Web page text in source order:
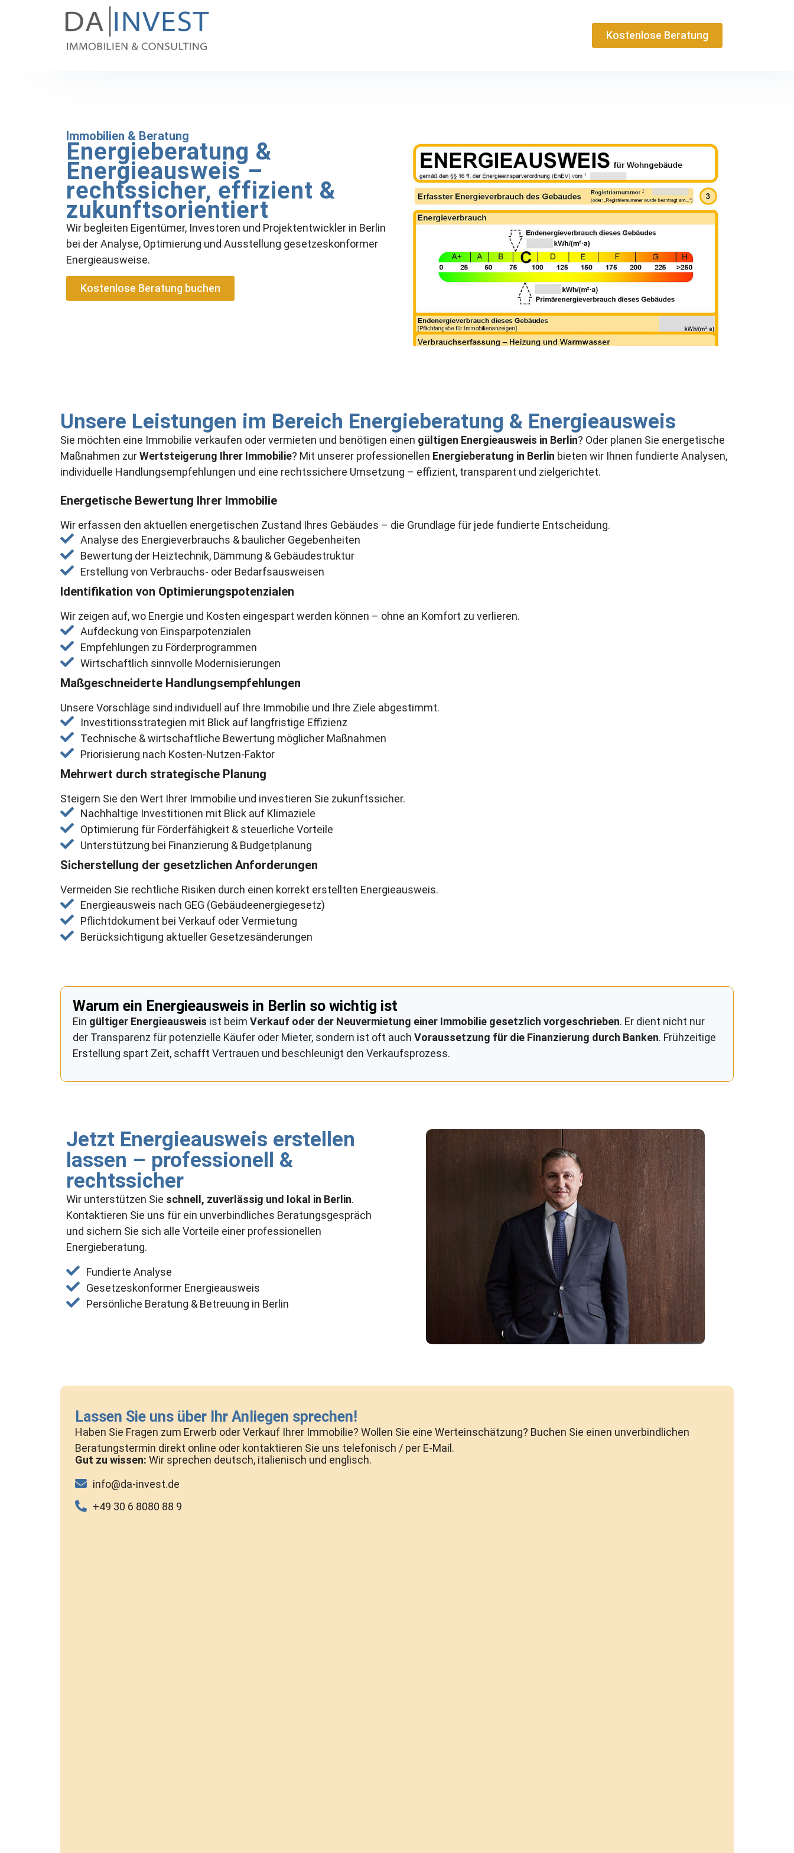
Kostenlose Beratung
Immobilien & Beratung
Energieberatung &
Energieausweis –
rechtssicher, effizient &
zukunftsorientiert
Wir begleiten Eigentümer, Investoren und Projektentwickler in Berlin
bei der Analyse, Optimierung und Ausstellung gesetzeskonformer
Energieausweise.
Kostenlose Beratung buchen
Unsere Leistungen im Bereich Energieberatung & Energieausweis
Sie möchten eine Immobilie verkaufen oder vermieten und benötigen einen gültigen Energieausweis in Berlin? Oder planen Sie energetische
Maßnahmen zurWertsteigerung Ihrer Immobilie? Mit unserer professionellen Energieberatung in Berlin bieten wir Ihnen fundierte Analysen,
individuelle Handlungsempfehlungen und eine rechtssichere Umsetzung – effizient, transparent und zielgerichtet.
Energetische Bewertung Ihrer Immobilie
Wir erfassen den aktuellen energetischen Zustand Ihres Gebäudes – die Grundlage für jede fundierte Entscheidung.
Analyse des Energieverbrauchs & baulicher Gegebenheiten
Bewertung der Heiztechnik, Dämmung & Gebäudestruktur
Erstellung von Verbrauchs- oder Bedarfsausweisen
Identifikation von Optimierungspotenzialen
Wir zeigen auf, wo Energie und Kosten eingespart werden können – ohne an Komfort zu verlieren.
Aufdeckung von Einsparpotenzialen
Empfehlungen zu Förderprogrammen
Wirtschaftlich sinnvolle Modernisierungen
Maßgeschneiderte Handlungsempfehlungen
Unsere Vorschläge sind individuell auf Ihre Immobilie und Ihre Ziele abgestimmt.
Investitionsstrategien mit Blick auf langfristige Effizienz
Technische & wirtschaftliche Bewertung möglicher Maßnahmen
Priorisierung nach Kosten-Nutzen-Faktor
Mehrwert durch strategische Planung
Steigern Sie den Wert Ihrer Immobilie und investieren Sie zukunftssicher.
Nachhaltige Investitionen mit Blick auf Klimaziele
Optimierung für Förderfähigkeit & steuerliche Vorteile
Unterstützung bei Finanzierung & Budgetplanung
Sicherstellung der gesetzlichen Anforderungen
Vermeiden Sie rechtliche Risiken durch einen korrekt erstellten Energieausweis.
Energieausweis nach GEG (Gebäudeenergiegesetz)
Pflichtdokument bei Verkauf oder Vermietung
Berücksichtigung aktueller Gesetzesänderungen
Warum ein Energieausweis in Berlin so wichtig ist
Ein gültiger Energieausweis ist beim Verkauf oder der Neuvermietung einer Immobilie gesetzlich vorgeschrieben. Er dient nicht nur
der Transparenz für potenzielle Käufer oder Mieter, sondern ist oft auch Voraussetzung für die Finanzierung durch Banken. Frühzeitige
Erstellung spart Zeit, schafft Vertrauen und beschleunigt den Verkaufsprozess.
Jetzt Energieausweis erstellen
lassen – professionell &
rechtssicher
Wir unterstützen Sie schnell, zuverlässig und lokal in Berlin.
Kontaktieren Sie uns für ein unverbindliches Beratungsgespräch
und sichern Sie sich alle Vorteile einer professionellen
Energieberatung.
Fundierte Analyse
Gesetzeskonformer Energieausweis
Persönliche Beratung & Betreuung in Berlin
Lassen Sie uns über Ihr Anliegen sprechen!
Haben Sie Fragen zum Erwerb oder Verkauf Ihrer Immobilie? Wollen Sie eine Werteinschätzung? Buchen Sie einen unverbindlichen
Beratungstermin direkt online oder kontaktieren Sie uns telefonisch / per E-Mail.
Gut zu wissen: Wir sprechen deutsch, italienisch und englisch.
info@da-invest.de
+49 30 6 8080 88 9